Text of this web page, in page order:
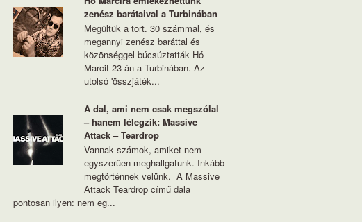
zenész barátaival a Turbinában
Megültük a tort. 30 számmal, és
megannyi zenész baráttal és
közönséggel búcsúztatták Hó
Marcit 23-án a Turbinában. Az
utolsó 'összjáték...
A dal, ami nem csak megszólal
– hanem lélegzik: Massive
Attack – Teardrop
Vannak számok, amiket nem
egyszerűen meghallgatunk. Inkább
megtörténnek velünk. A Massive
Attack Teardrop című dala
pontosan ilyen: nem eg...